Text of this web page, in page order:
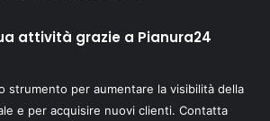
attività grazie a Pianura24
strumento per aumentare la visibilità della
e per acquisire nuovi clienti. Contatta